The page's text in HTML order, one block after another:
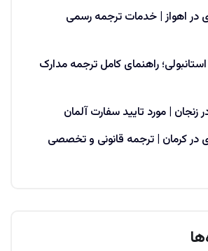
در اهواز | خدمات ترجمه رسمی
راهنمای کامل ترجمه مدارک
زنجان | مورد تایید سفارت آلمان
در کرمان | ترجمه قانونی و تخصصی